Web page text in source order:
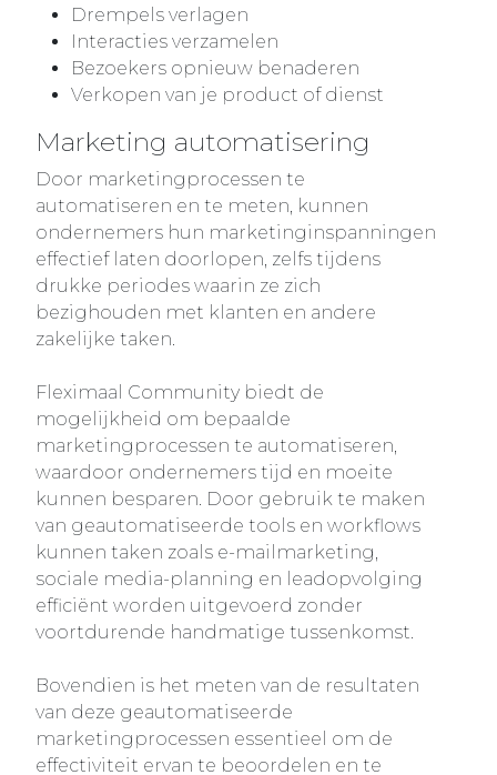
Drempels verlagen
Interacties verzamelen
Bezoekers opnieuw benaderen
Verkopen van je product of dienst
Marketing automatisering
Door marketingprocessen te
automatiseren en te meten, kunnen
ondernemers hun marketinginspanningen
effectief laten doorlopen, zelfs tijdens
drukke periodes waarin ze zich
bezighouden met klanten en andere
zakelijke taken.
Fleximaal Community biedt de
mogelijkheid om bepaalde
marketingprocessen te automatiseren,
waardoor ondernemers tijd en moeite
kunnen besparen. Door gebruik te maken
van geautomatiseerde tools en workflows
kunnen taken zoals e-mailmarketing,
sociale media-planning en leadopvolging
efficiënt worden uitgevoerd zonder
voortdurende handmatige tussenkomst.
Bovendien is het meten van de resultaten
van deze geautomatiseerde
marketingprocessen essentieel om de
effectiviteit ervan te beoordelen en te